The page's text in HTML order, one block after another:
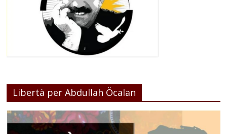
Libertà per Abdullah Öcalan